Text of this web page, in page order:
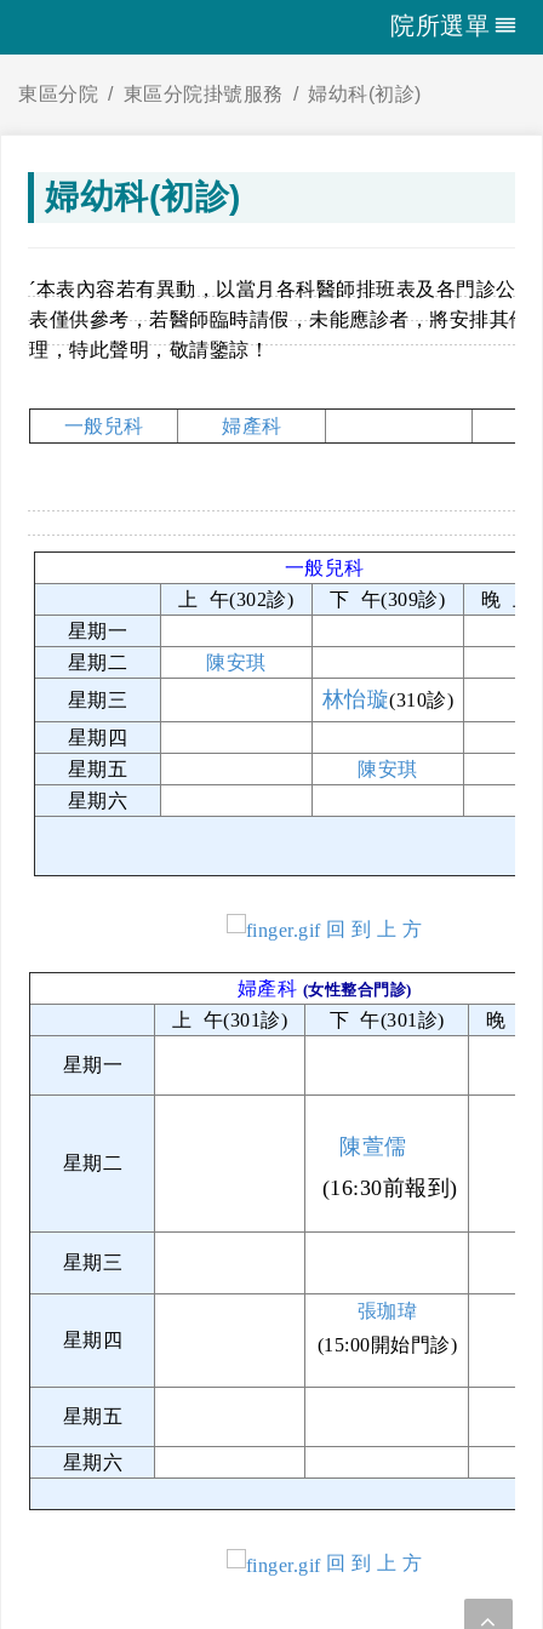
院所選單
東區分院 東區分院掛號服務 婦幼科(初診)
婦幼科(初診)
ˊ本表內容若有異動，以當月各科醫師排班表及各門診公告
表僅供參考，若醫師臨時請假，未能應診者，將安排其他
理，特此聲明，敬請鑒諒！
一般兒科 婦產科
一般兒科
上 午(302診)
下 午(309診)
晚 上
星期一
星期二
陳安琪
星期三
林怡璇(310診)
星期四
星期五
陳安琪
星期六
回 到 上 方
婦產科 (女性整合門診)
上 午(301診) 下 午(301診) 晚 上
星期一
星期二
陳萱儒
(16:30前報到)
星期三
星期四
張珈瑋
(15:00開始門診)
星期五
星期六
回 到 上 方